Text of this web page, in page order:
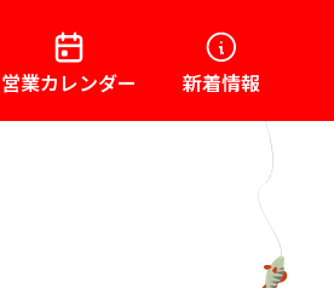
営業カレンダー 新着情報